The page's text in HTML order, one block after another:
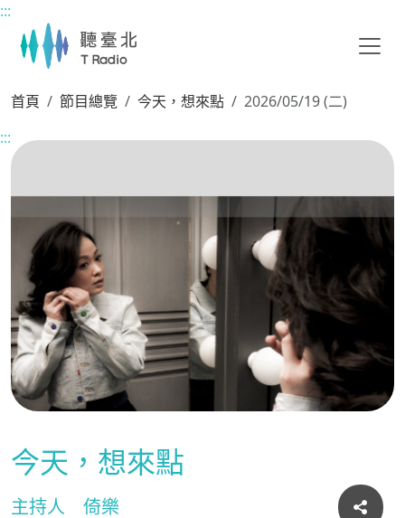
主要內容區塊
:::
首頁 節目總覽 今天，想來點
2026/05/19 (二)
:::
今天，想來點
主持人 倚樂